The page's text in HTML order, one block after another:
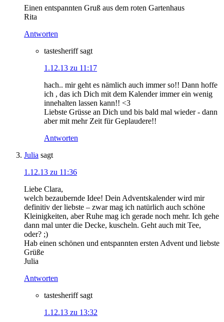
Einen entspannten Gruß aus dem roten Gartenhaus
Rita
Antworten
tastesheriff sagt
1.12.13 zu 11:17
hach.. mir geht es nämlich auch immer so!! Dann hoffe
ich , das ich Dich mit dem Kalender immer ein wenig
innehalten lassen kann!! <3
Liebste Grüsse an Dich und bis bald mal wieder - dann
aber mit mehr Zeit für Geplaudere!!
Antworten
Julia sagt
1.12.13 zu 11:36
Liebe Clara,
welch bezaubernde Idee! Dein Adventskalender wird mir
definitiv der liebste – zwar mag ich natürlich auch schöne
Kleinigkeiten, aber Ruhe mag ich gerade noch mehr. Ich gehe
dann mal unter die Decke, kuscheln. Geht auch mit Tee,
oder? ;)
Hab einen schönen und entspannten ersten Advent und liebste
Grüße
Julia
Antworten
tastesheriff sagt
1.12.13 zu 13:32